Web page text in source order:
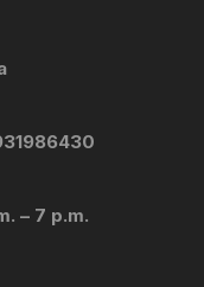
– 7 p.m.